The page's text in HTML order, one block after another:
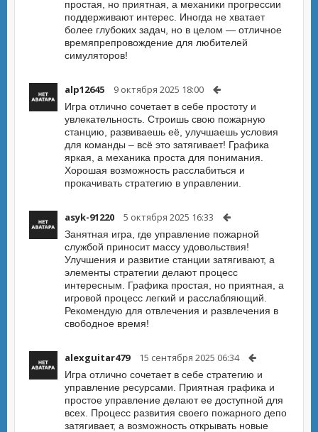
простая, но приятная, а механики прогрессии
поддерживают интерес. Иногда не хватает
более глубоких задач, но в целом — отличное
времяпрепровождение для любителей
симуляторов!
alp12645 9 октября 2025 18:00
Игра отлично сочетает в себе простоту и
увлекательность. Строишь свою пожарную
станцию, развиваешь её, улучшаешь условия
для команды – всё это затягивает! Графика
яркая, а механика проста для понимания.
Хорошая возможность расслабиться и
прокачивать стратегию в управлении.
asyk-91220 5 октября 2025 16:33
Занятная игра, где управление пожарной
службой приносит массу удовольствия!
Улучшения и развитие станции затягивают, а
элементы стратегии делают процесс
интересным. Графика простая, но приятная, а
игровой процесс легкий и расслабляющий.
Рекомендую для отвлечения и развлечения в
свободное время!
alexguitar479 15 сентября 2025 06:34
Игра отлично сочетает в себе стратегию и
управление ресурсами. Приятная графика и
простое управление делают ее доступной для
всех. Процесс развития своего пожарного депо
затягивает, а возможность открывать новые